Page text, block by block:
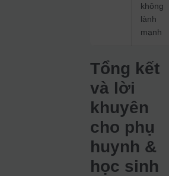
không
lành
mạnh
Tổng kết
và lời
khuyên
cho phụ
huynh &
học sinh